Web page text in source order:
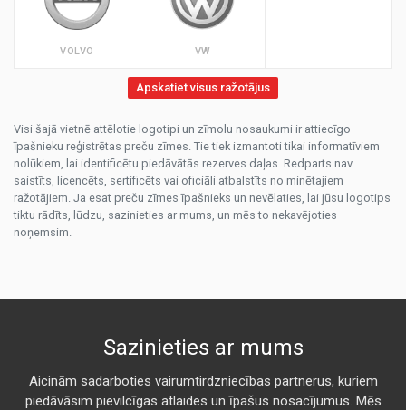
VOLVO VW
Apskatiet visus ražotājus
Visi šajā vietnē attēlotie logotipi un zīmolu nosaukumi ir attiecīgo
īpašnieku reģistrētas preču zīmes. Tie tiek izmantoti tikai informatīviem
nolūkiem, lai identificētu piedāvātās rezerves daļas. Redparts nav
saistīts, licencēts, sertificēts vai oficiāli atbalstīts no minētajiem
ražotājiem. Ja esat preču zīmes īpašnieks un nevēlaties, lai jūsu logotips
tiktu rādīts, lūdzu, sazinieties ar mums, un mēs to nekavējoties
noņemsim.
Sazinieties ar mums
Aicinām sadarboties vairumtirdzniecības partnerus, kuriem
piedāvāsim pievilcīgas atlaides un īpašus nosacījumus. Mēs